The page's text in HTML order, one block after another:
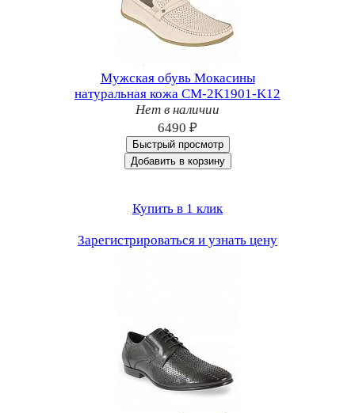
Мужская обувь Мокасины
натуральная кожа CM-2K1901-K12
Нет в наличии
6490 ₽
Быстрый просмотр
Добавить в корзину
Купить в 1 клик
Зарегистрироваться и узнать цену